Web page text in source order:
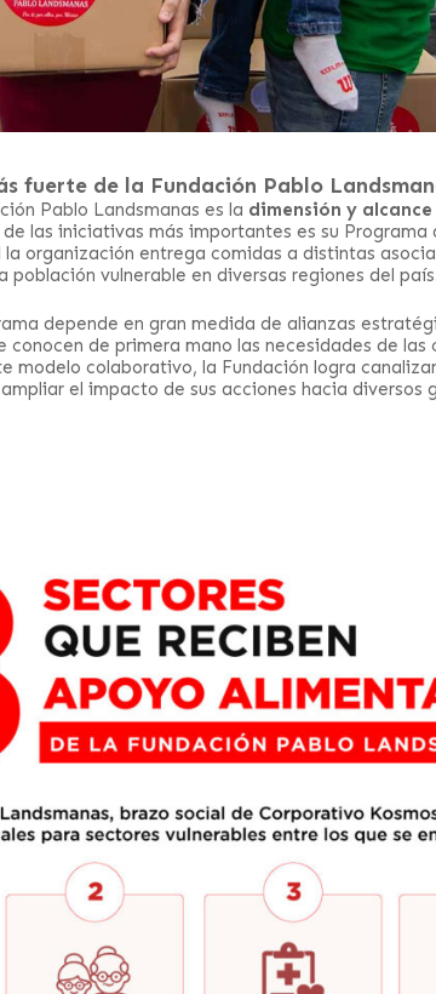
fuerte de la Fundación Pablo
Pablo Landsmanas es la dimensión y
de las iniciativas más importantes es su Programa
organización entrega comidas a distintas
población vulnerable en diversas regiones del
depende en gran medida de alianzas
conocen de primera mano las necesidades de las
modelo colaborativo, la Fundación logra
el impacto de sus acciones hacia diversos